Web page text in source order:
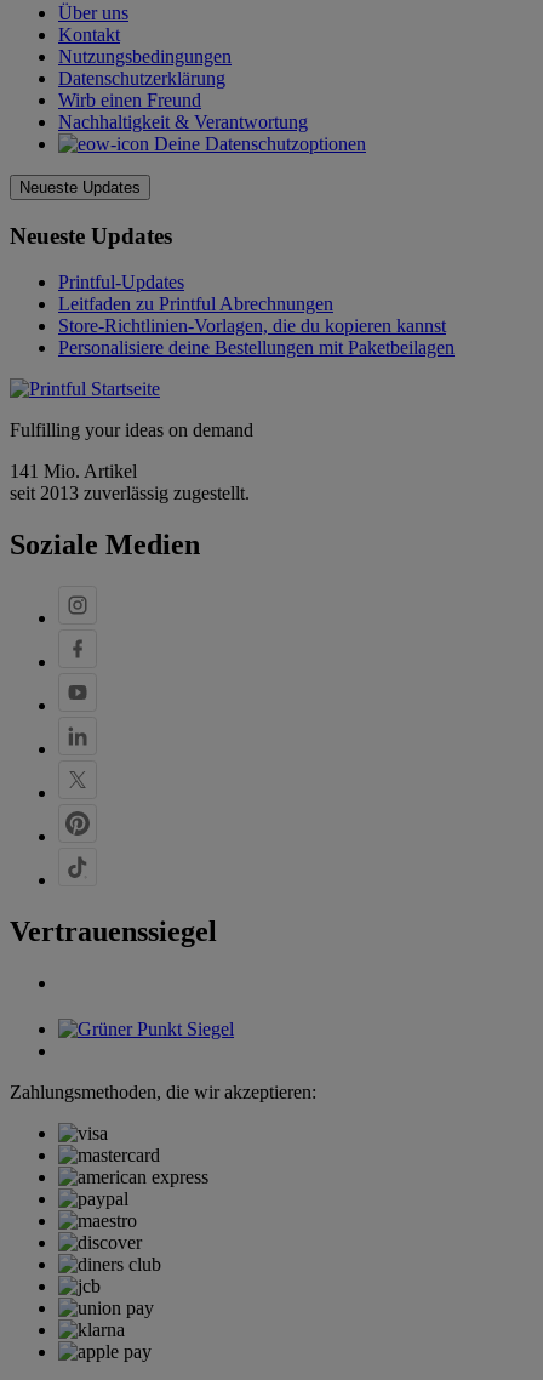
Über uns
Kontakt
Nutzungsbedingungen
Datenschutzerklärung
Wirb einen Freund
Nachhaltigkeit & Verantwortung
Deine Datenschutzoptionen
Neueste Updates
Neueste Updates
Printful-Updates
Leitfaden zu Printful Abrechnungen
Store-Richtlinien-Vorlagen, die du kopieren kannst
Personalisiere deine Bestellungen mit Paketbeilagen
Fulfilling your ideas on demand
141 Mio. Artikel
seit 2013 zuverlässig zugestellt.
Soziale Medien
Vertrauenssiegel
Zahlungsmethoden, die wir akzeptieren: